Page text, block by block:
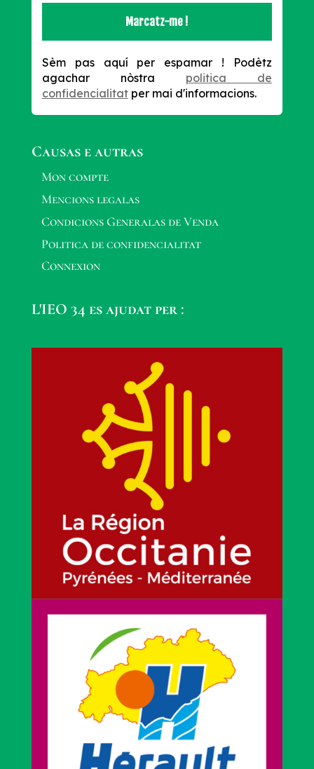
Sèm pas aquí per espamar !
Podètz
agachar nòstra politica de
confidencialitatper mai d'informacions.
Causas e autras
Mon compte
Mencions legalas
Condicions Generalas de Venda
Politica de confidencialitat
Connexion
L'IEO 34 es ajudat per :